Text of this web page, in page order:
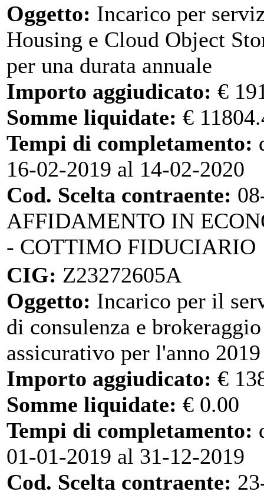
Oggetto: Incarico per
Housing e Cloud Object
per una durata annuale
Importo aggiudicato: €
Somme liquidate: €
Tempi di completamento:
16-02-2019 al 14-02-2020
Cod. Scelta contraente:
AFFIDAMENTO IN
- COTTIMO FIDUCIARIO
CIG: Z23272605A
Oggetto: Incarico per il
di consulenza e brokeraggio
assicurativo per l'anno 2019
Importo aggiudicato: €
Somme liquidate: € 0.00
Tempi di completamento:
01-01-2019 al 31-12-2019
Cod. Scelta contraente: